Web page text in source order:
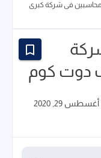
فى شركة كبرى
دوت كوم
أغسطس 29, 2020